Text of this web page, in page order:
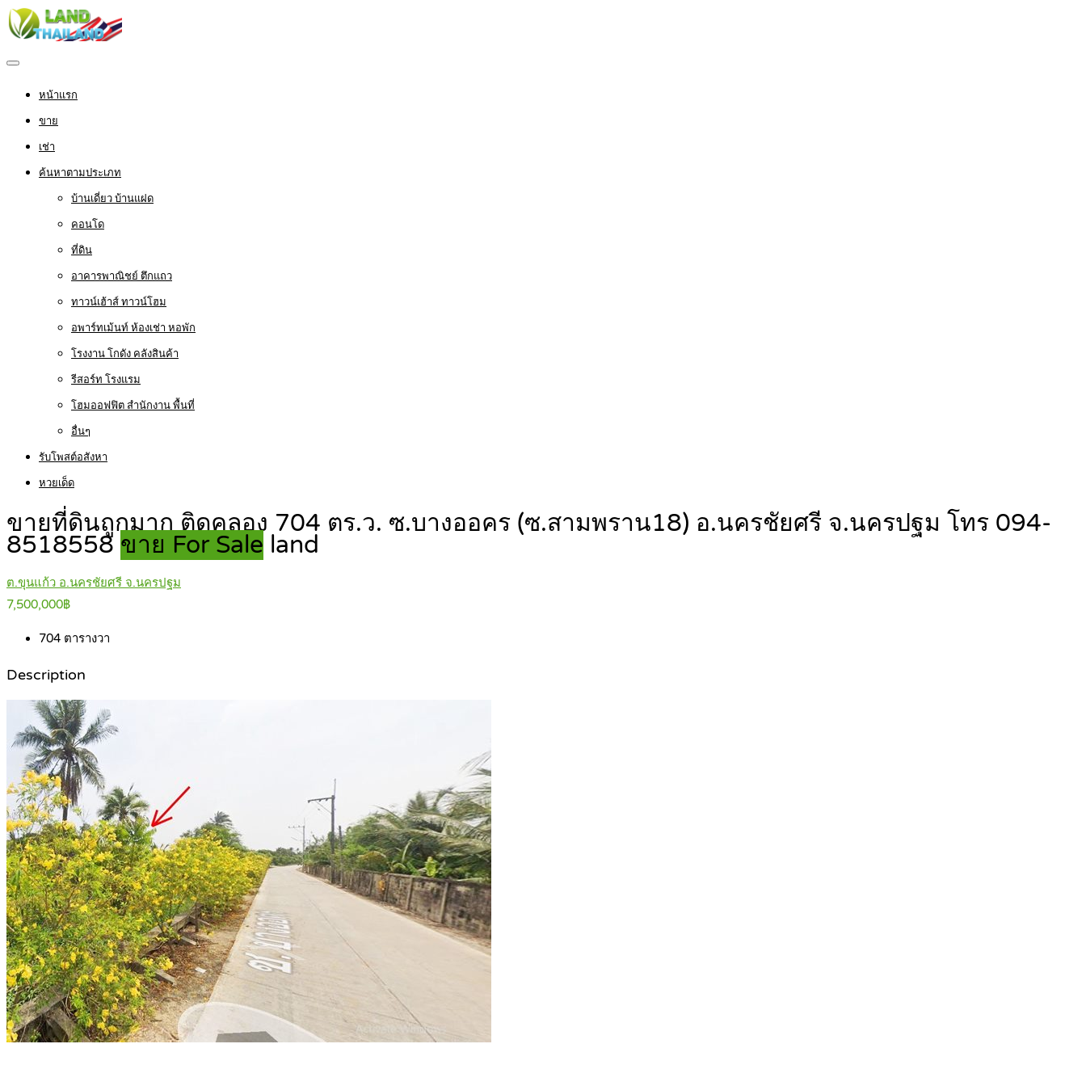
หน้าแรก
ขาย
เช่า
ค้นหาตามประเภท
บ้านเดี่ยว บ้านแฝด
คอนโด
ที่ดิน
อาคารพาณิชย์ ตึกแถว
ทาวน์เฮ้าส์ ทาวน์โฮม
อพาร์ทเม้นท์ ห้องเช่า หอพัก
โรงงาน โกดัง คลังสินค้า
รีสอร์ท โรงแรม
โฮมออฟฟิต สำนักงาน พื้นที่
อื่นๆ
รับโพสต์อสังหา
หวยเด็ด
ขายที่ดินถูกมาก ติดคลอง 704 ตร.ว. ซ.บางออคร (ซ.สามพราน18) อ.นครชัยศรี จ.นครปฐม โทร 094-
8518558 ขาย For Sale land
ต.ขุนแก้ว อ.นครชัยศรี จ.นครปฐม
7,500,000฿
704 ตารางวา
Description